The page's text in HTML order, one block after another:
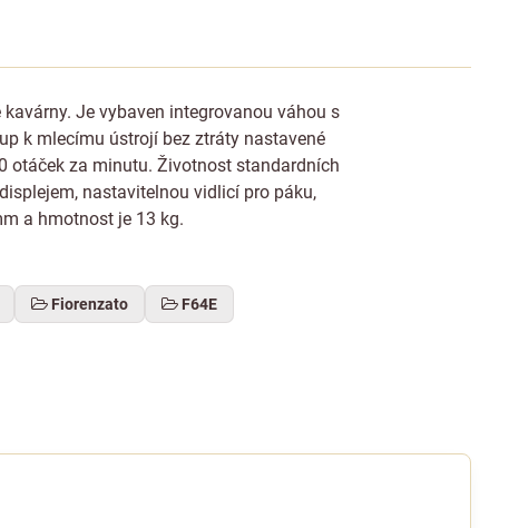
Je vybaven integrovanou váhou s
k mlecímu ústrojí bez ztráty nastavené
otáček za minutu. Životnost standardních
nastavitelnou vidlicí pro páku,
a hmotnost je 13 kg.
Fiorenzato F64E